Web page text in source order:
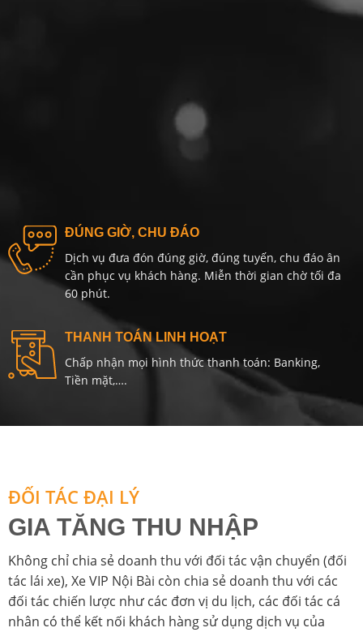
ĐÚNG GIỜ, CHU ĐÁO
Dịch vụ đưa đón đúng giờ, đúng tuyến, chu đáo ân
cần phục vụ khách hàng. Miễn thời gian chờ tối đa
60 phút.
THANH TOÁN LINH HOẠT
Chấp nhận mọi hình thức thanh toán: Banking,
Tiền mặt,….
ĐỐI TÁC ĐẠI LÝ
GIA TĂNG THU NHẬP
Không chỉ chia sẻ doanh thu với đối tác vận chuyển (đối
tác lái xe), Xe VIP Nội Bài còn chia sẻ doanh thu với các
đối tác chiến lược như các đơn vị du lịch, các đối tác cá
nhân có thể kết nối khách hàng sử dụng dịch vụ của